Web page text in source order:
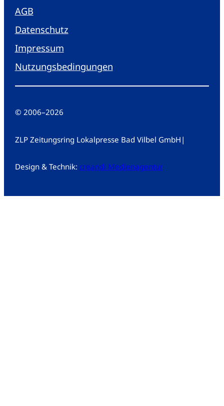
AGB
Datenschutz
Impressum
Nutzungsbedingungen
© 2006–2026
ZLP Zeitungsring Lokalpresse Bad Vilbel GmbH |
Design & Technik: creandi Medienagentur